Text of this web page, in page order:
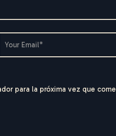
para la próxima vez que